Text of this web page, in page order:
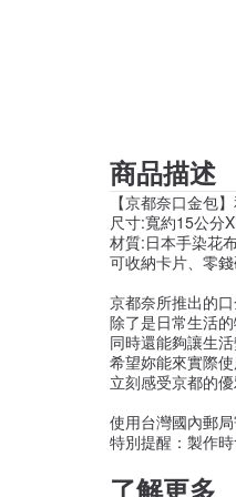
商品描述
【京都奈口金包
尺寸:寬約15公分
材質:日本手染花
可收納卡片、零
京都奈所推出的口
除了是日常生活的
同時還能夠讓生
希望妳能來實際使
立刻感受京都的
使用台灣國內郵
特別提醒：製作